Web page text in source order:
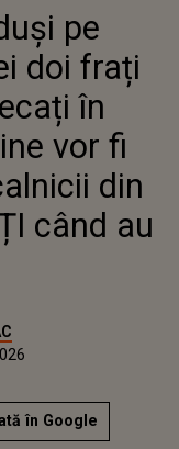
CEI DOI FRAȚI
ÎNECAȚI ÎN
CINE VOR FI
LOCALNICII DIN
CÂND AU
pe
doi frați
în
vor fi
din
când au
în Google